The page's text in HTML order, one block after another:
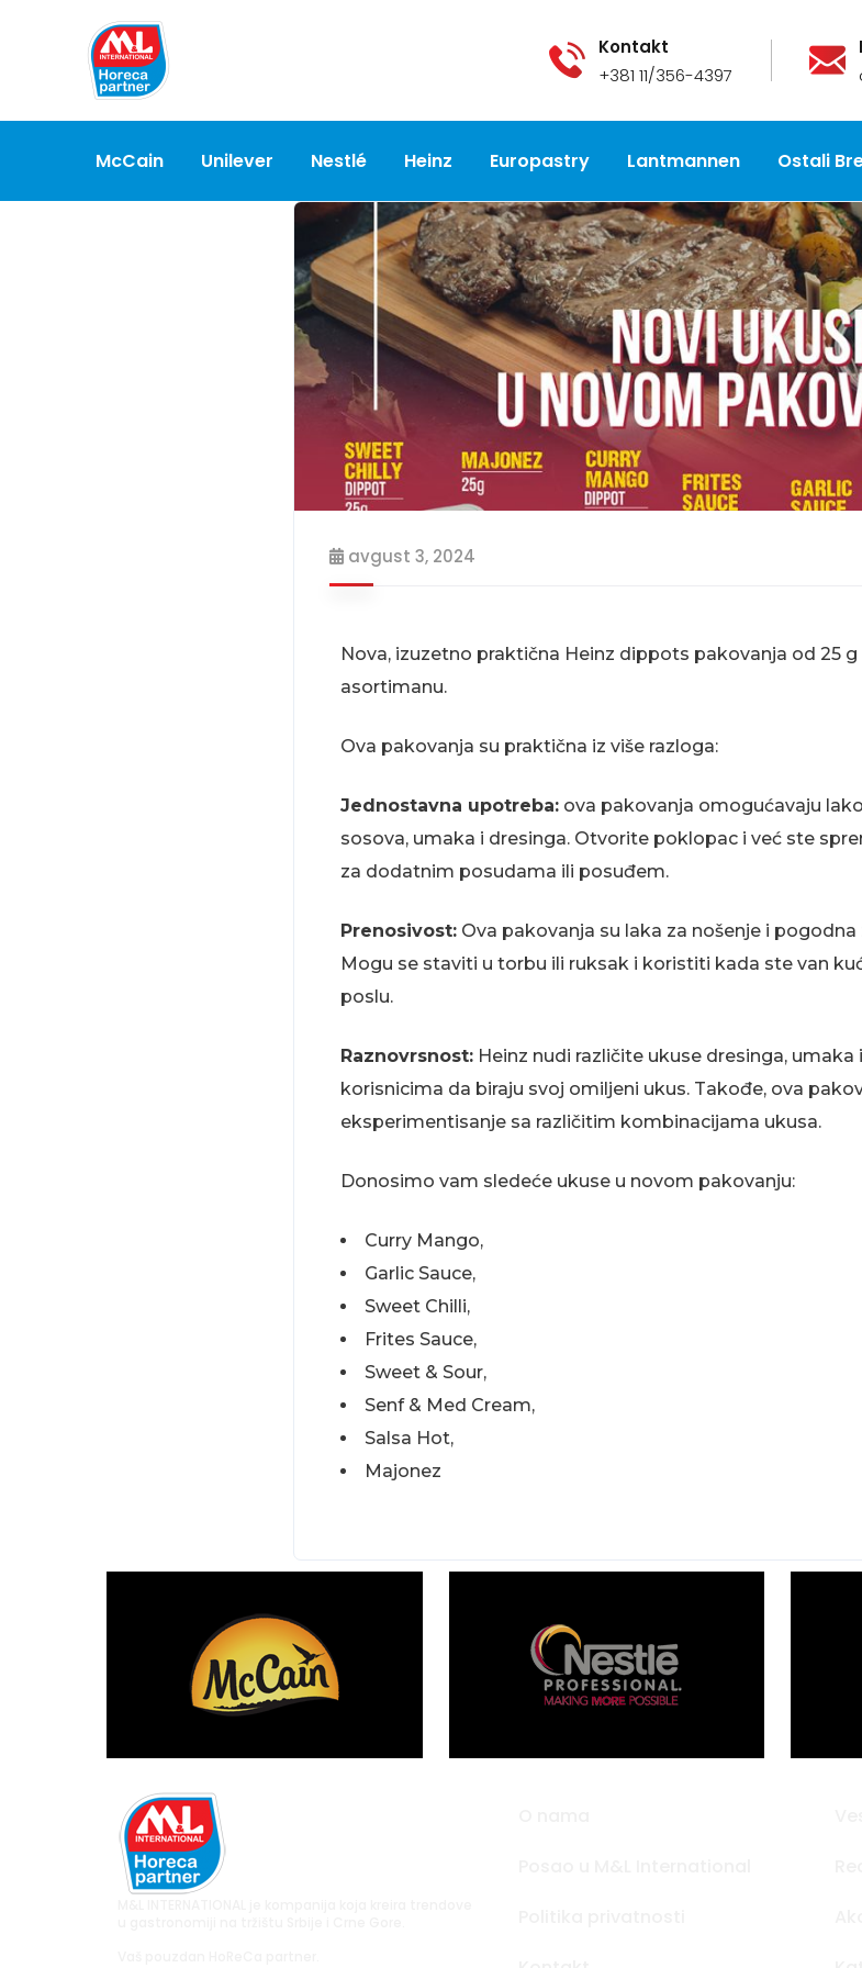
Kontakt
+381 11/356-4397
McCain Unilever Nestlé Heinz Europastry Lantmannen Ostali
avgust 3, 2024
Nova, izuzetno praktična Heinz dippots pakovanja od 25
asortimanu.
Ova pakovanja su praktična iz više razloga:
Jednostavna upotreba: ova pakovanja omogućavaju
sosova, umaka i dresinga. Otvorite poklopac i već ste
za dodatnim posudama ili posuđem.
Prenosivost: Ova pakovanja su laka za nošenje i
Mogu se staviti u torbu ili ruksak i koristiti kada ste van
poslu.
Raznovrsnost: Heinz nudi različite ukuse dresinga,
korisnicima da biraju svoj omiljeni ukus. Takođe, ova
eksperimentisanje sa različitim kombinacijama ukusa.
Donosimo vam sledeće ukuse u novom pakovanju:
Curry Mango,
Garlic Sauce,
Sweet Chilli,
Frites Sauce,
Sweet & Sour,
Senf & Med Cream,
Salsa Hot,
Majonez